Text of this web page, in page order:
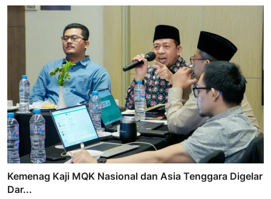
Kemenag Kaji MQK Nasional dan Asia Tenggara Digelar
Dar...